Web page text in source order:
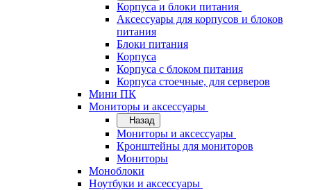
Корпуса и блоки питания
Аксессуары для корпусов и блоков
питания
Блоки питания
Корпуса
Корпуса с блоком питания
Корпуса стоечные, для серверов
Мини ПК
Мониторы и аксессуары
Назад
Мониторы и аксессуары
Кронштейны для мониторов
Мониторы
Моноблоки
Ноутбуки и аксессуары